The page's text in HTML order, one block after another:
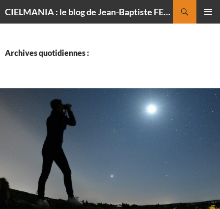
CIELMANIA : le blog de Jean-Baptiste FELDMANN, photographe du ciel
Archives quotidiennes :